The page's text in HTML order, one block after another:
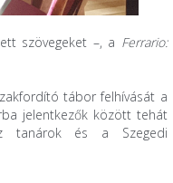
szövegeket –, a Ferrario:
tábor felhívását a
jelentkezők között tehát
tanárok és a Szegedi